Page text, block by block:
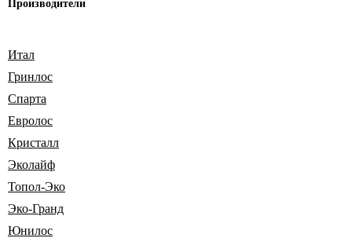
Производители
Итал
Гринлос
Спарта
Евролос
Кристалл
Эколайф
Топол-Эко
Эко-Гранд
Юнилос